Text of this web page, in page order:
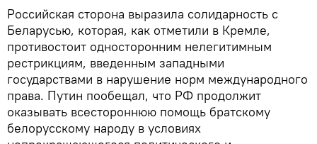
Российская сторона выразила солидарность с
Беларусью, которая, как отметили в Кремле,
противостоит односторонним нелегитимным
рестрик­циям, введенным западными
государствами в нарушение норм между­народного
права. Путин пообещал, что РФ продолжит
оказывать всестороннюю помощь братскому
белорусскому народу в условиях